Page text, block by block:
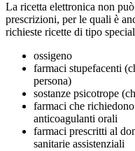
La ricetta elettronica non
prescrizioni, per le quali è
richieste ricette di tipo
ossigeno
farmaci stupefacenti
persona)
sostanze psicotrope
farmaci che
anticoagulanti orali
farmaci prescritti al
sanitarie assistenziali